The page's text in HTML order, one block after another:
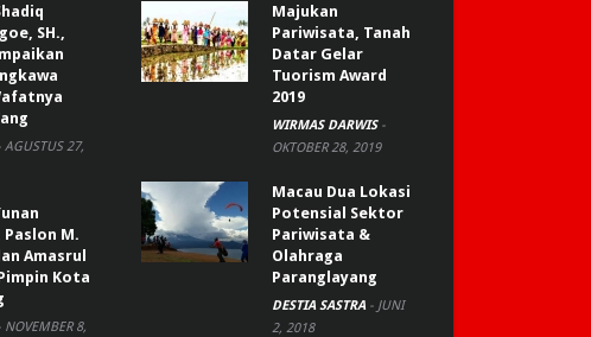
SH.,
AGUSTUS 27,
Paslon M.
Amasrul
Kota
NOVEMBER 8,
Majukan
Pariwisata, Tanah
Datar Gelar
Tuorism Award
2019
WIRMAS DARWIS -
OKTOBER 28, 2019
Macau Dua Lokasi
Potensial Sektor
Pariwisata &
Olahraga
Paranglayang
DESTIA SASTRA - JUNI
2, 2018